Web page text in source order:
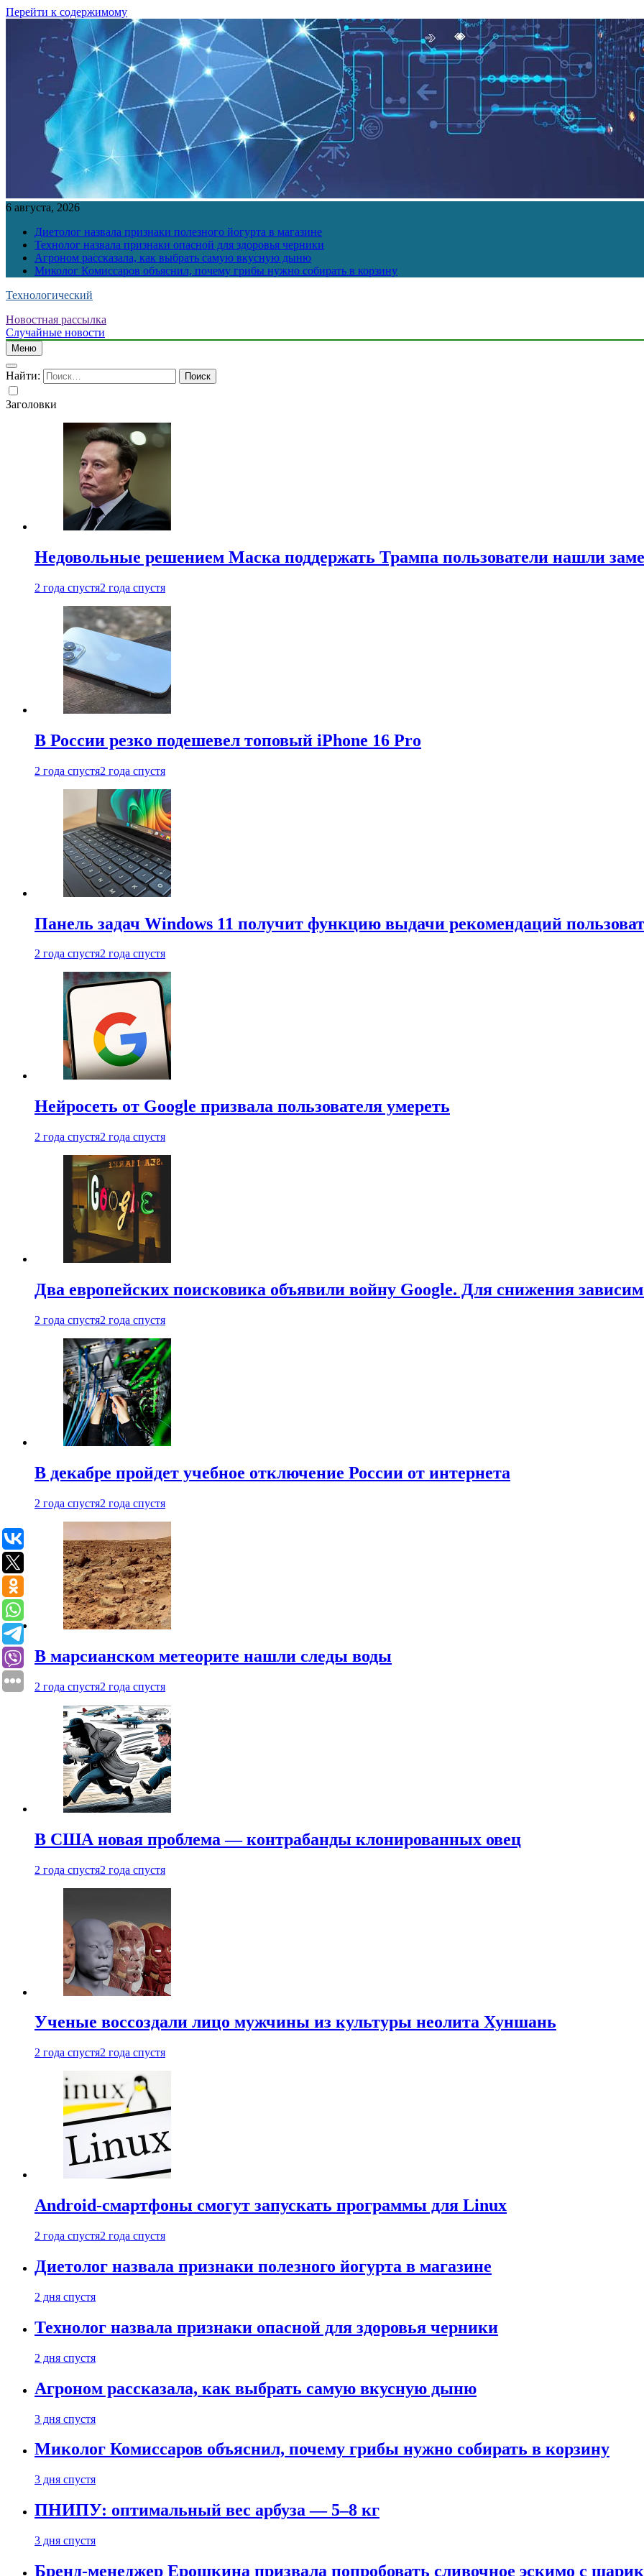
Перейти к содержимому
6 августа, 2026
Диетолог назвала признаки полезного йогурта в магазине
Технолог назвала признаки опасной для здоровья черники
Агроном рассказала, как выбрать самую вкусную дыню
Миколог Комиссаров объяснил, почему грибы нужно собирать в корзину
Технологический
Новостная рассылка
Случайные новости
Меню
Найти:
Заголовки
Недовольные решением Маска поддержать Трампа пользователи нашли
2 года спустя2 года спустя
В России резко подешевел топовый iPhone 16 Pro
2 года спустя2 года спустя
Панель задач Windows 11 получит функцию выдачи рекомендаций
2 года спустя2 года спустя
Нейросеть от Google призвала пользователя умереть
2 года спустя2 года спустя
Два европейских поисковика объявили войну Google. Для снижения
2 года спустя2 года спустя
В декабре пройдет учебное отключение России от интернета
2 года спустя2 года спустя
В марсианском метеорите нашли следы воды
2 года спустя2 года спустя
В США новая проблема — контрабанды клонированных овец
2 года спустя2 года спустя
Ученые воссоздали лицо мужчины из культуры неолита Хуншань
2 года спустя2 года спустя
Android-смартфоны смогут запускать программы для Linux
2 года спустя2 года спустя
Диетолог назвала признаки полезного йогурта в магазине
2 дня спустя
Технолог назвала признаки опасной для здоровья черники
2 дня спустя
Агроном рассказала, как выбрать самую вкусную дыню
3 дня спустя
Миколог Комиссаров объяснил, почему грибы нужно собирать в корзину
3 дня спустя
ПНИПУ: оптимальный вес арбуза — 5–8 кг
3 дня спустя
Бренд-менеджер Ерошкина призвала попробовать сливочное эскимо с